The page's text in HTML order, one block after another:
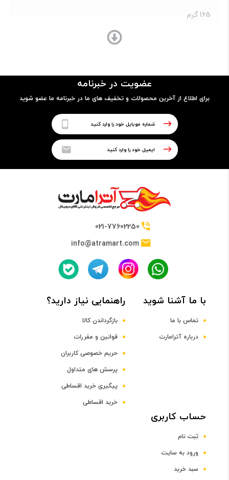
165 گرم
پلاستیک
پردازنده
نوع پردازنده
Octa-core Cortex-A53 CPU
1.2 گیگاهرتز
صفحه نمایش
سایز صفحه نمایش
عضویت در خبرنامه
برای اطلاع از آخرین محصولات و تخفیف های ما در خبرنامه ما عضو شوید
021-77602250
info@atramart.com
با ما آشنا شوید
تماس با ما
درباره آترامارت
راهنمایی نیاز دارید؟
بازگرداندن کالا
قوانین و مقررات
حریم خصوصی کاربران
پرسش های متداول
پیگیری خرید اقساطی
خرید اقساطی
حساب کاربری
ثبت نام
ورود به سایت
سبد خرید